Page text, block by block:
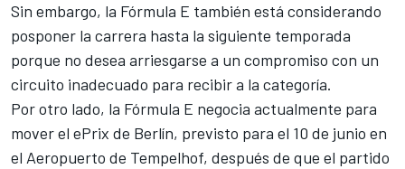
Sin embargo, la Fórmula E también está considerando
posponer la carrera hasta la siguiente temporada
porque no desea arriesgarse a un compromiso con un
circuito inadecuado para recibir a la categoría.
Por otro lado, la Fórmula E negocia actualmente para
mover el ePrix de Berlín, previsto para el 10 de junio en
el Aeropuerto de Tempelhof, después de que el partido